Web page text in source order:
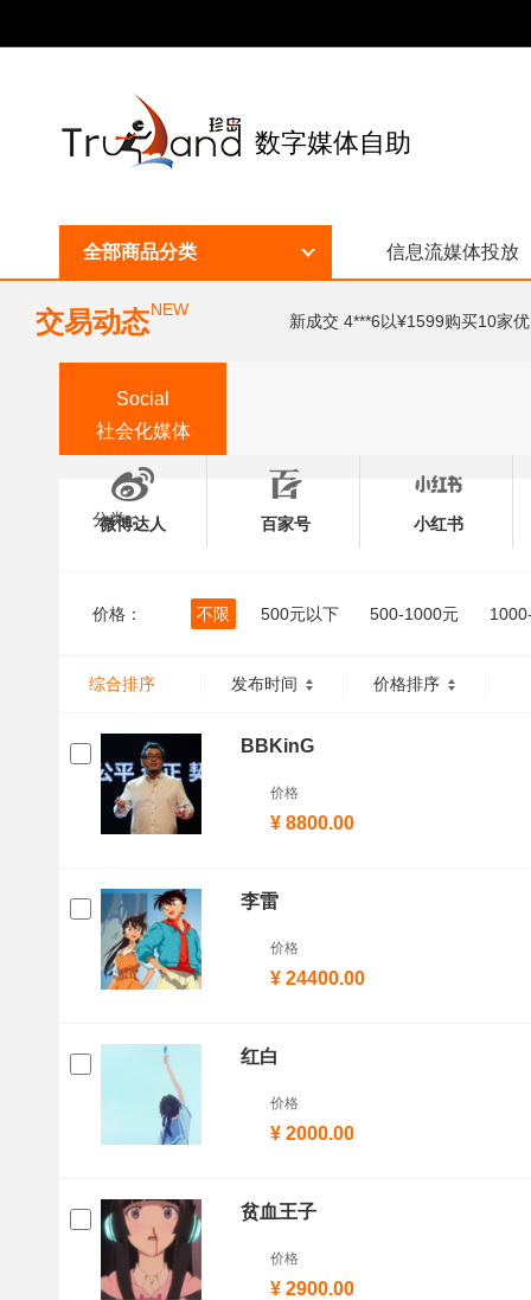
数字媒体自助
全部商品分类 信息流媒体投放
交易动态NEW
新成交 4***6以¥1599购买10家
Social
社会化媒体
微博达人 百家号 小红书
分类：
价格： 不限 500元以下 500-1000元
综合排序 发布时间 价格排序
BBKinG
价格
¥ 8800.00
李雷
价格
¥ 24400.00
红白
价格
¥ 2000.00
贫血王子
价格
¥ 2900.00